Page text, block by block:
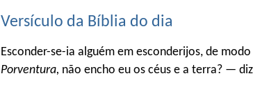
Versículo da Bíblia do dia
Esconder-se-ia alguém em esconderijos, de
Porventura, não encho eu os céus e a terra? —